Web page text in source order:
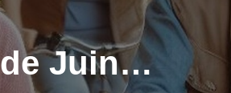
Juin…